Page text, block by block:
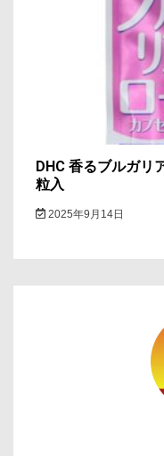
DHC 香るブルガリ
粒入
2025年9月14日